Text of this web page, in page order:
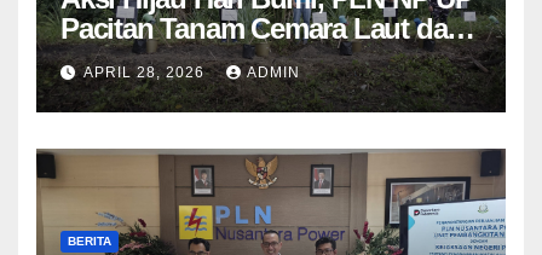
Pacitan Tanam Cemara Laut dan
Pandan
APRIL 28, 2026 ADMIN
BERITA